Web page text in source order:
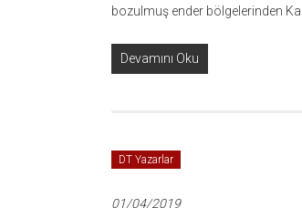
bozulmuş ender bölgelerinden
Devamını Oku
DT Yazarlar
01/04/2019